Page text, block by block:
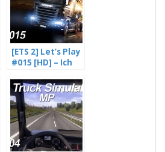
[ETS 2] Let’s Play
#015 [HD] – Ich